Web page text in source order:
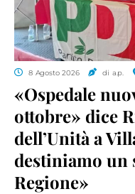
8 Agosto 2026 di a.p.
«Ospedale
ottobre» dice
dell’Unità a
destiniamo un
Regione»